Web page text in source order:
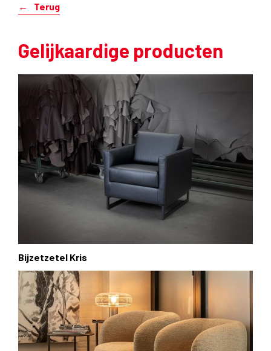
Terug
Gelijkaardige producten
Bijzetzetel Kris